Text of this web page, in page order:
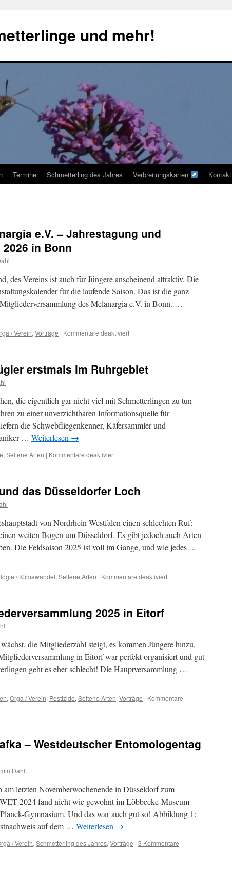
und mehr!
Termine Schmetterling des Jahres Verbreitungskarten Kontakt
e.V. – Jahrestagung und
in Bonn
des Vereins ist auch für Jüngere anscheinend attraktiv. Die
für die laufende Saison. Das ist die ganz
des Melanargia e.V. in Bonn. …
/ Verein, Vorträge | Kommentare deaktiviertfür
e.V.
Mitgliederversammlung
2026
in
erstmals im Ruhrgebiet
die eigentlich gar nicht viel mit Schmetterlingen zu tun
zu einer unverzichtbaren Informationsquelle für
die Schwebfliegenkenner, Käfersammler und
… Weiterlesen →
, Seltene Arten | Kommentare deaktiviertfür
Glasflügler
Ruhrgebiet
das Düsseldorfer Loch
von Nordrhein-Westfalen einen schlechten Ruf:
weiten Bogen um Düsseldorf. Es gibt jedoch auch Arten
Die Feldsaison 2025 ist voll im Gange, und wie jedes …
/ Klimawandel, Seltene Arten | Kommentare deaktiviertfür
2025 in Eitorf
die Mitgliederzahl steigt, es kommen Jüngere hinzu,
in Eitorf war perfekt organisiert und gut
geht es eher schlecht! Die Hauptversammlung …
, Orga / Verein, Pestizide, Seltene Arten, Vorträge | Kommentare
– Westdeutscher Entomologentag
Dahl
letzten Novemberwochenende in Düsseldorf zum
2024 fand nicht wie gewohnt im Löbbecke-Museum
Gymnasium. Und das war auch gut so! Abbildung 1:
auf dem … Weiterlesen →
/ Verein, Schmetterling des Jahres, Vorträge | 3 Kommentare